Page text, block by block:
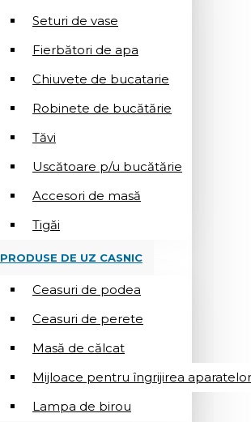
Seturi de vase
Fierbători de apa
Chiuvete de bucatarie
Robinete de bucătărie
Tăvi
Uscătoare p/u bucătărie
Accesori de masă
Tigăi
PRODUSE DE UZ CASNIC
Ceasuri de podea
Ceasuri de perete
Masă de călcat
Mijloace pentru îngrijirea
Lampa de birou